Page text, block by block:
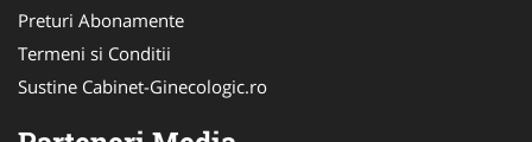
Preturi Abonamente
Termeni si Conditii
Sustine Cabinet-Ginecologic.ro